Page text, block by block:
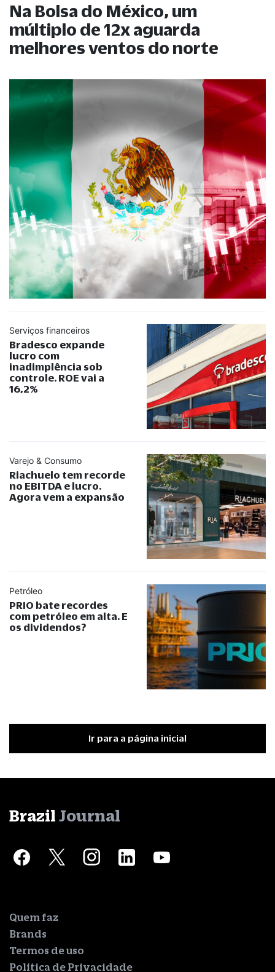
Na Bolsa do México, um
múltiplo de 12x aguarda
melhores ventos do norte
Serviços financeiros
Bradesco expande
lucro com
inadimplência sob
controle. ROE vai a
16,2%
Varejo & Consumo
Riachuelo tem recorde
no EBITDA e lucro.
Agora vem a expansão
Petróleo
PRIO bate recordes
com petróleo em alta. E
os dividendos?
Ir para a página inicial
Brazil Journal
Quem faz
Brands
Termos de uso
Política de Privacidade